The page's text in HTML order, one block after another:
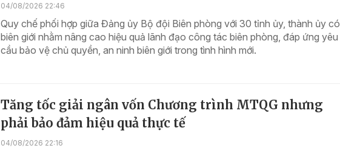
04/08/2026 22:46
Quy chế phối hợp giữa Đảng ủy Bộ đội Biên phòng với 30 tỉnh ủy, thành ủy có
biên giới nhằm nâng cao hiệu quả lãnh đạo công tác biên phòng, đáp ứng yêu
cầu bảo vệ chủ quyền, an ninh biên giới trong tình hình mới.
Tăng tốc giải ngân vốn Chương trình MTQG nhưng
phải bảo đảm hiệu quả thực tế
04/08/2026 22:16